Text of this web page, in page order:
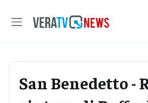
San Benedetto -